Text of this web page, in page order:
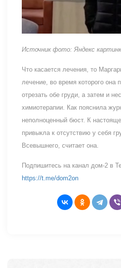
Источник фото: Яндекс
Что касается лечения, то
лечение, во время которого она
отрезать обе груди, а затем и
химиотерапии. Как пояснила
неполноценный бюст. К
привыкла к отсутствию у себя
Всевышнего, считает она.
Подпишитесь на канал дом-2 в
https://t.me/dom2on